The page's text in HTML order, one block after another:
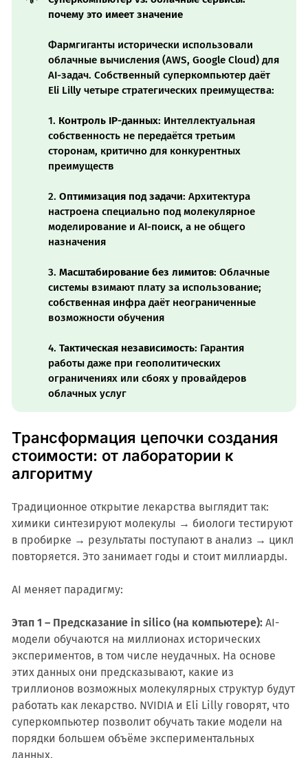
почему это имеет значение
Фармгиганты исторически использовали
облачные вычисления (AWS, Google Cloud) для
AI-задач. Собственный суперкомпьютер даёт
Eli Lilly четыре стратегических преимущества:
1. Контроль IP-данных: Интеллектуальная
собственность не передаётся третьим
сторонам, критично для конкурентных
преимуществ
2. Оптимизация под задачи: Архитектура
настроена специально под молекулярное
моделирование и AI-поиск, а не общего
назначения
3. Масштабирование без лимитов: Облачные
системы взимают плату за использование;
собственная инфра даёт неограниченные
возможности обучения
4. Тактическая независимость: Гарантия
работы даже при геополитических
ограничениях или сбоях у провайдеров
облачных услуг
Трансформация цепочки создания
стоимости: от лаборатории к
алгоритму
Традиционное открытие лекарства выглядит так:
химики синтезируют молекулы → биологи тестируют
в пробирке → результаты поступают в анализ → цикл
повторяется. Это занимает годы и стоит миллиарды.
AI меняет парадигму:
Этап 1 – Предсказание in silico (на компьютере):AI-
модели обучаются на миллионах исторических
экспериментов, в том числе неудачных. На основе
этих данных они предсказывают, какие из
триллионов возможных молекулярных структур будут
работать как лекарство. NVIDIA и Eli Lilly говорят, что
суперкомпьютер позволит обучать такие модели на
порядки большем объёме экспериментальных
данных.